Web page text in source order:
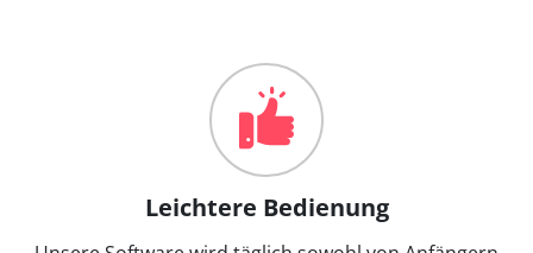
Leichtere Bedienung